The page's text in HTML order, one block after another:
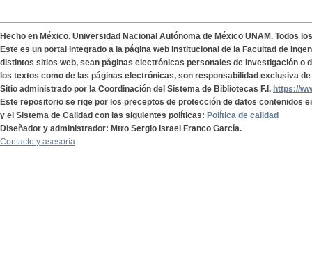
Hecho en México. Universidad Nacional Autónoma de México UNAM. Todos
Este es un portal integrado a la página web institucional de la Facultad de
distintos sitios web, sean páginas electrónicas personales de investigación o
los textos como de las páginas electrónicas, son responsabilidad exclusiva
Sitio administrado por la Coordinación del Sistema de Bibliotecas F.I. https://
Este repositorio se rige por los preceptos de protección de datos contenidos
y el Sistema de Calidad con las siguientes políticas: Política de calidad
Diseñador y administrador: Mtro Sergio Israel Franco García.
Contacto y asesoría